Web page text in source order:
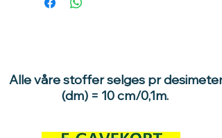
Alle våre stoffer selges pr desimeter
(dm) = 10 cm/0,1m.